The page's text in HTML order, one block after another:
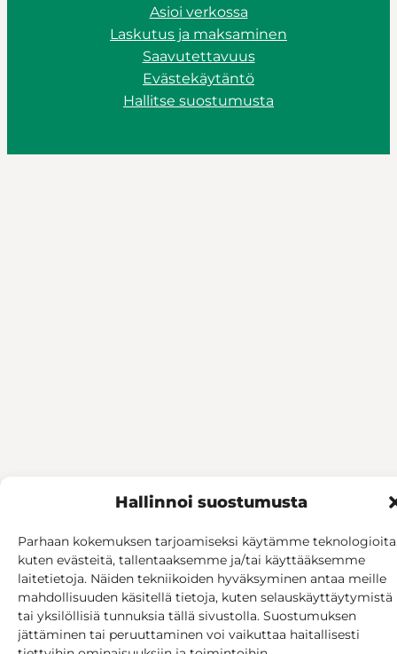
Hallinnoi suostumusta
Parhaan kokemuksen tarjoamiseksi käytämme
kuten evästeitä, tallentaaksemme ja/tai käyttääksemme
laitetietoja. Näiden tekniikoiden hyväksyminen antaa meille
mahdollisuuden käsitellä tietoja, kuten selauskäyttäytymistä
tai yksilöllisiä tunnuksia tällä sivustolla. Suostumuksen
jättäminen tai peruuttaminen voi vaikuttaa haitallisesti
Asioi verkossa
Laskutus ja maksaminen
Saavutettavuus
Evästekäytäntö
Hallitse suostumusta